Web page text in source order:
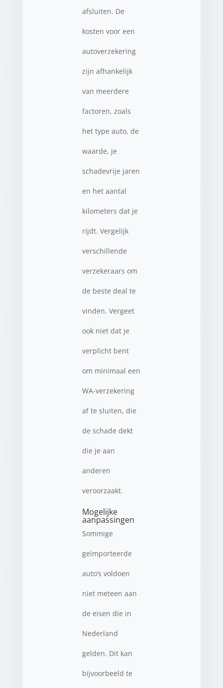
afsluiten. De
kosten voor een
autoverzekering
zijn afhankelijk
van meerdere
factoren, zoals
het type auto, de
waarde, je
schadevrije jaren
en het aantal
kilometers dat je
rijdt. Vergelijk
verschillende
verzekeraars om
de beste deal te
vinden. Vergeet
ook niet dat je
verplicht bent
om minimaal een
WA-verzekering
af te sluiten, die
de schade dekt
die je aan
anderen
veroorzaakt.
Mogelijke
aanpassingen
Sommige
geïmporteerde
auto’s voldoen
niet meteen aan
de eisen die in
Nederland
gelden. Dit kan
bijvoorbeeld te